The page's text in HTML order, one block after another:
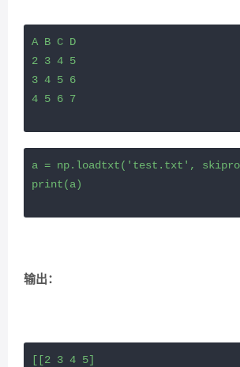
A B C D
2 3 4 5
3 4 5 6
4 5 6 7
a = np.loadtxt('test.txt',
print(a)
输出：
[[2 3 4 5]